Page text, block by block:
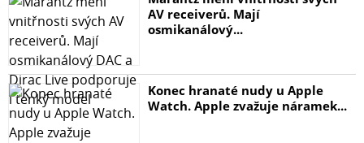
AV receiverů. Mají
osmikanálový...
Konec hranaté nudy u Apple
Watch. Apple zvažuje náramek...